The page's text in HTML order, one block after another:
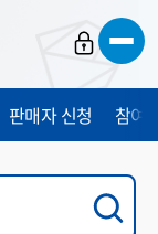
판매자 신청 참여